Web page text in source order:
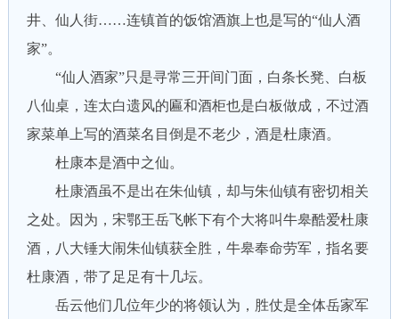
井、仙人街……连镇首的饭馆酒旗上也是写的“仙人酒
家”。
“仙人酒家”只是寻常三开间门面，白条长凳、白板
八仙桌，连太白遗风的匾和酒柜也是白板做成，不过酒
家菜单上写的酒菜名目倒是不老少，酒是杜康酒。
杜康本是酒中之仙。
杜康酒虽不是出在朱仙镇，却与朱仙镇有密切相关
之处。因为，宋鄂王岳飞帐下有个大将叫牛皋酷爱杜康
酒，八大锤大闹朱仙镇获全胜，牛皋奉命劳军，指名要
杜康酒，带了足足有十几坛。
岳云他们几位年少的将领认为，胜仗是全体岳家军